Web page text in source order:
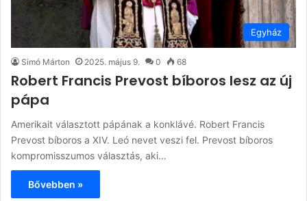
Egyház
Simó Márton 2025. május 9. 0 68
Robert Francis Prevost bíboros lesz az új
pápa
Amerikait választott pápának a konklávé. Robert Francis
Prevost bíboros a XIV. Leó nevet veszi fel. Prevost bíboros
kompromisszumos választás, aki…
Bővebben »